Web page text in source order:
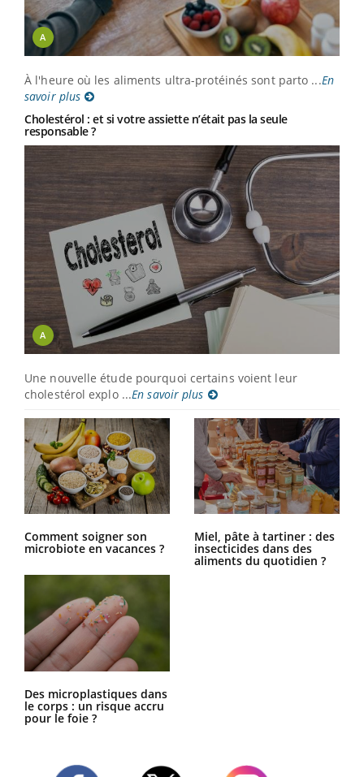
A
À l'heure où les aliments ultra-protéinés sont parto ...En
savoir plus
Cholestérol : et si votre assiette n’était pas la seule
responsable ?
A
Une nouvelle étude pourquoi certains voient leur
cholestérol explo ...En savoir plus
Comment soigner son
microbiote en vacances ?
Miel, pâte à tartiner : des
insecticides dans des
aliments du quotidien ?
Des microplastiques dans
le corps : un risque accru
pour le foie ?